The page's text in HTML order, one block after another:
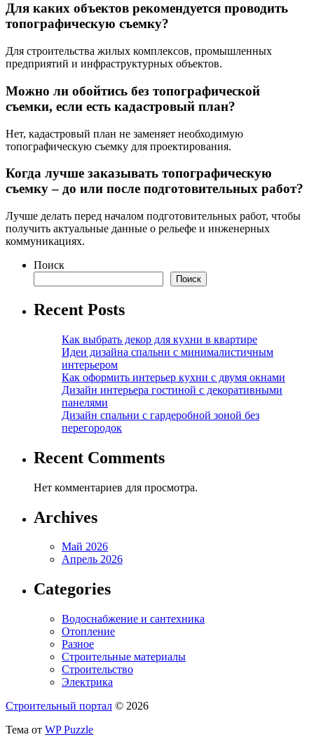
Для каких объектов рекомендуется проводить
топографическую съемку?
Для строительства жилых комплексов, промышленных
предприятий и инфраструктурных объектов.
Можно ли обойтись без топографической
съемки, если есть кадастровый план?
Нет, кадастровый план не заменяет необходимую
топографическую съемку для проектирования.
Когда лучше заказывать топографическую
съемку – до или после подготовительных работ?
Лучше делать перед началом подготовительных работ, чтобы
получить актуальные данные о рельефе и инженерных
коммуникациях.
Поиск
Поиск
Recent Posts
Как выбрать декор для кухни в квартире
Идеи дизайна спальни с минималистичным
интерьером
Как оформить интерьер кухни с двумя окнами
Дизайн интерьера гостиной с декоративными
панелями
Дизайн спальни с гардеробной зоной без
перегородок
Recent Comments
Нет комментариев для просмотра.
Archives
Май 2026
Апрель 2026
Categories
Водоснабжение и сантехника
Отопление
Разное
Строительные материалы
Строительство
Электрика
Строительный портал © 2026
Тема от WP Puzzle